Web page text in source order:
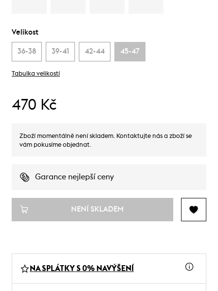
Velikost
36-38 39-41 42-44 45-47
Tabulka velikostí
470 Kč
Zboží momentálně není skladem. Kontaktujte nás a zboží se
vám pokusíme objednat.
Garance nejlepší ceny
NENÍ SKLADEM
NA SPLÁTKY S 0% NAVÝŠENÍ